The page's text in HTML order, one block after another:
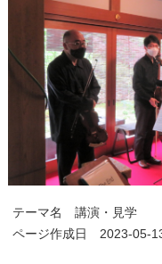
テーマ名 講演・見学
ページ作成日 2023-05-